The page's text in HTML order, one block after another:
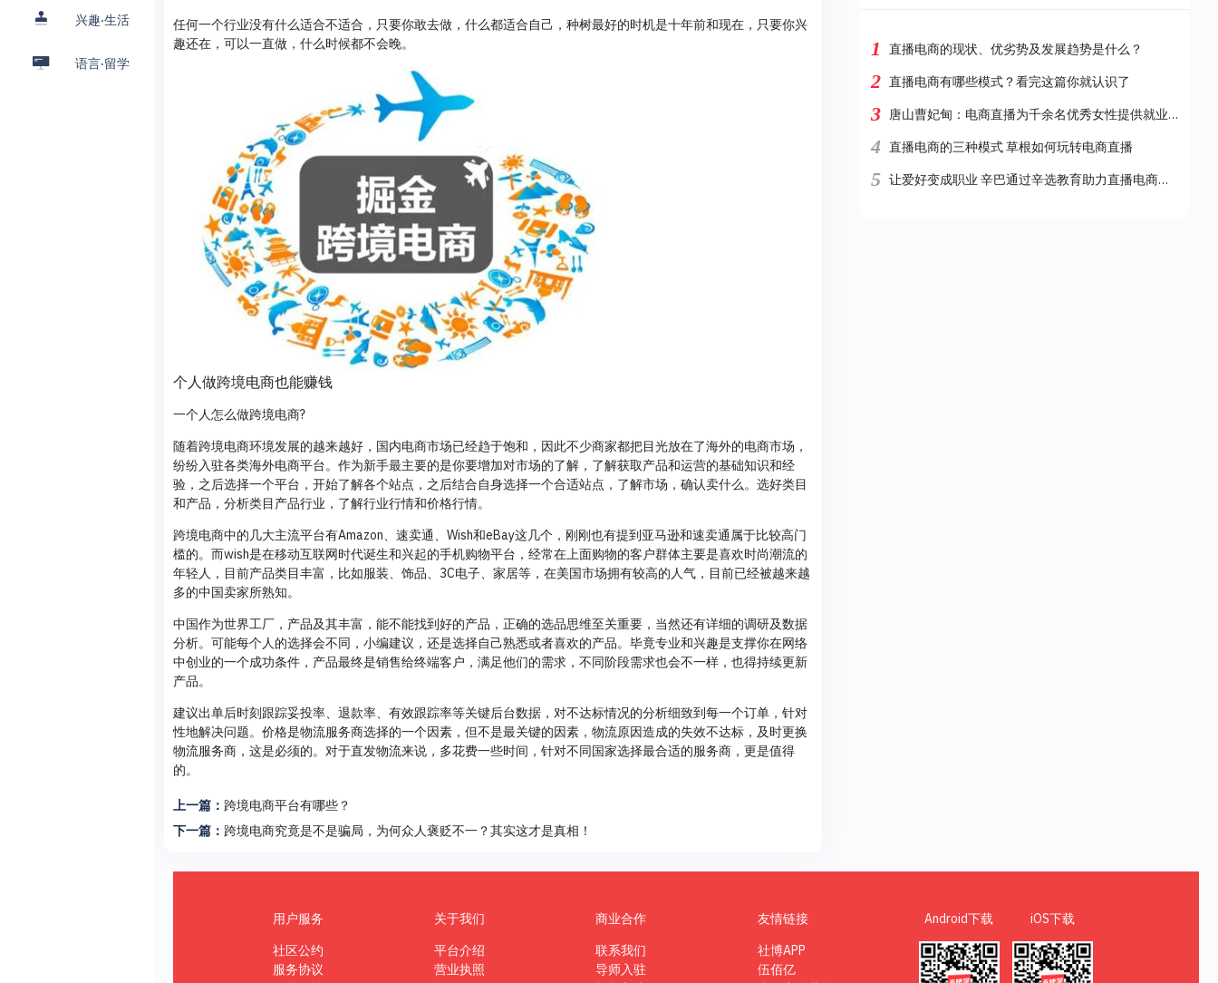
兴趣·生活
语言·留学
任何一个行业没有什么适合不适合，只要你敢去做，什么都适合自己，种树最好的时机是十年前和现在，只要你兴
趣还在，可以一直做，什么时候都不会晚。
个人做跨境电商也能赚钱
一个人怎么做跨境电商?
随着跨境电商环境发展的越来越好，国内电商市场已经趋于饱和，因此不少商家都把目光放在了海外的电商市场，
纷纷入驻各类海外电商平台。作为新手最主要的是你要增加对市场的了解，了解获取产品和运营的基础知识和经
验，之后选择一个平台，开始了解各个站点，之后结合自身选择一个合适站点，了解市场，确认卖什么。选好类目
和产品，分析类目产品行业，了解行业行情和价格行情。
跨境电商中的几大主流平台有Amazon、速卖通、Wish和eBay这几个，刚刚也有提到亚马逊和速卖通属于比较高门
槛的。而wish是在移动互联网时代诞生和兴起的手机购物平台，经常在上面购物的客户群体主要是喜欢时尚潮流的
年轻人，目前产品类目丰富，比如服装、饰品、3C电子、家居等，在美国市场拥有较高的人气，目前已经被越来越
多的中国卖家所熟知。
中国作为世界工厂，产品及其丰富，能不能找到好的产品，正确的选品思维至关重要，当然还有详细的调研及数据
分析。可能每个人的选择会不同，小编建议，还是选择自己熟悉或者喜欢的产品。毕竟专业和兴趣是支撑你在网络
中创业的一个成功条件，产品最终是销售给终端客户，满足他们的需求，不同阶段需求也会不一样，也得持续更新
产品。
建议出单后时刻跟踪妥投率、退款率、有效跟踪率等关键后台数据，对不达标情况的分析细致到每一个订单，针对
性地解决问题。价格是物流服务商选择的一个因素，但不是最关键的因素，物流原因造成的失效不达标，及时更换
物流服务商，这是必须的。对于直发物流来说，多花费一些时间，针对不同国家选择最合适的服务商，更是值得
的。
上一篇： 跨境电商平台有哪些？
下一篇： 跨境电商究竟是不是骗局，为何众人褒贬不一？其实这才是真相！
1 直播电商的现状、优劣势及发展趋势是什么？
2 直播电商有哪些模式？看完这篇你就认识了
3 唐山曹妃甸：电商直播为千余名优秀女性提供就业机会
4 直播电商的三种模式 草根如何玩转电商直播
5 让爱好变成职业 辛巴通过辛选教育助力直播电商职业化发展
用户服务
社区公约
服务协议
关于我们
平台介绍
营业执照
商业合作
联系我们
导师入驻
友情链接
社博APP
伍佰亿
Android下载 iOS下载